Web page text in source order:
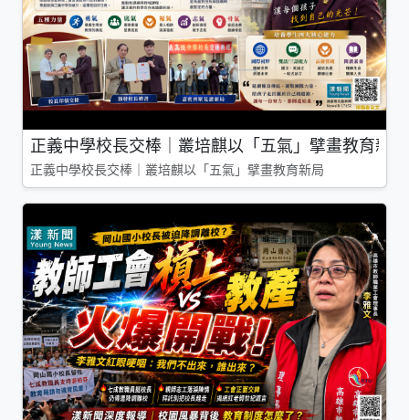
正義中學校長交棒｜叢培麒以「五氣」擘畫教育新局
正義中學校長交棒｜叢培麒以「五氣」擘畫教育新局